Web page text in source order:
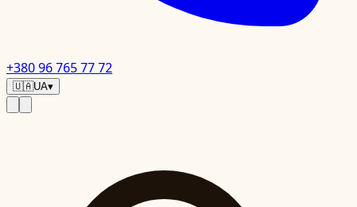
+380 96 765 77 72
🇺🇦UA▾